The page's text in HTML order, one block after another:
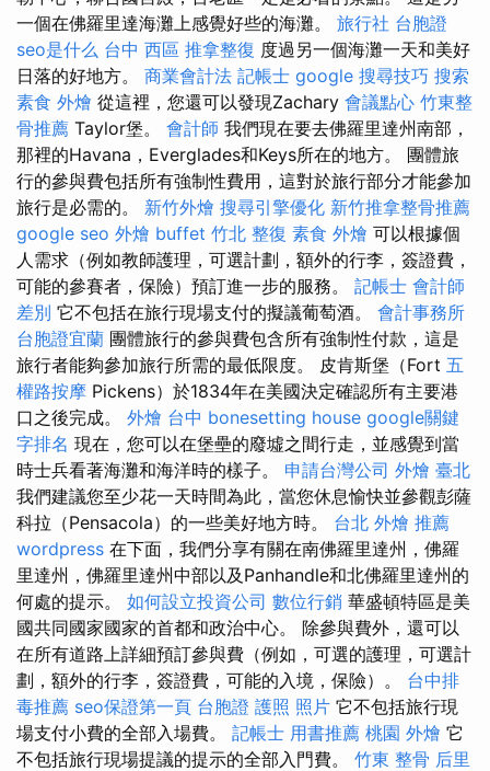
一個在佛羅里達海灘上感覺好些的海灘。 旅行社 台胞證
seo是什么 台中 西區 推拿整復 度過另一個海灘一天和美好
日落的好地方。 商業會計法 記帳士 google 搜尋技巧 搜索
素食 外燴 從這裡，您還可以發現Zachary 會議點心 竹東整
骨推薦 Taylor堡。 會計師 我們現在要去佛羅里達州南部，
那裡的Havana，Everglades和Keys所在的地方。 團體旅
行的參與費包括所有強制性費用，這對於旅行部分才能參加
旅行是必需的。 新竹外燴 搜尋引擎優化 新竹推拿整骨推薦
google seo 外燴 buffet 竹北 整復 素食 外燴 可以根據個
人需求（例如教師護理，可選計劃，額外的行李，簽證費，
可能的參賽者，保險）預訂進一步的服務。 記帳士 會計師
差別 它不包括在旅行現場支付的擬議葡萄酒。 會計事務所
台胞證宜蘭 團體旅行的參與費包含所有強制性付款，這是
旅行者能夠參加旅行所需的最低限度。 皮肯斯堡（Fort 五
權路按摩 Pickens）於1834年在美國決定確認所有主要港
口之後完成。 外燴 台中 bonesetting house google關鍵
字排名 現在，您可以在堡壘的廢墟之間行走，並感覺到當
時士兵看著海灘和海洋時的樣子。 申請台灣公司 外燴 臺北
我們建議您至少花一天時間為此，當您休息愉快並參觀彭薩
科拉（Pensacola）的一些美好地方時。 台北 外燴 推薦
wordpress 在下面，我們分享有關在南佛羅里達州，佛羅
里達州，佛羅里達州中部以及Panhandle和北佛羅里達州的
何處的提示。 如何設立投資公司 數位行銷 華盛頓特區是美
國共同國家國家的首都和政治中心。 除參與費外，還可以
在所有道路上詳細預訂參與費（例如，可選的護理，可選計
劃，額外的行李，簽證費，可能的入境，保險）。 台中排
毒推薦 seo保證第一頁 台胞證 護照 照片 它不包括旅行現
場支付小費的全部入場費。 記帳士 用書推薦 桃園 外燴 它
不包括旅行現場提議的提示的全部入門費。 竹東 整骨 后里